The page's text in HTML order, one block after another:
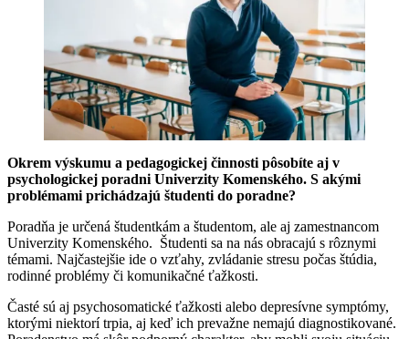
Okrem výskumu a pedagogickej činnosti pôsobíte aj v
psychologickej poradni Univerzity Komenského. S akými
problémami prichádzajú študenti do poradne?
Poradňa je určená študentkám a študentom, ale aj zamestnancom
Univerzity Komenského. Študenti sa na nás obracajú s rôznymi
témami. Najčastejšie ide o vzťahy, zvládanie stresu počas štúdia,
rodinné problémy či komunikačné ťažkosti.
Časté sú aj psychosomatické ťažkosti alebo depresívne symptómy,
ktorými niektorí trpia, aj keď ich prevažne nemajú diagnostikované.